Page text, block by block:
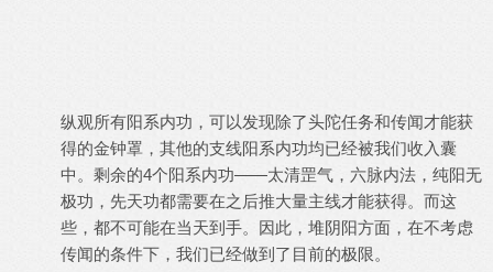
纵观所有阳系内功，可以发现除了头陀任务和传闻才能获
得的金钟罩，其他的支线阳系内功均已经被我们收入囊
中。剩余的4个阳系内功——太清罡气，六脉内法，纯阳无
极功，先天功都需要在之后推大量主线才能获得。而这
些，都不可能在当天到手。因此，堆阴阳方面，在不考虑
传闻的条件下，我们已经做到了目前的极限。